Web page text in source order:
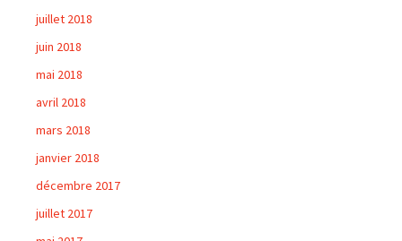
juillet 2018
juin 2018
mai 2018
avril 2018
mars 2018
janvier 2018
décembre 2017
juillet 2017